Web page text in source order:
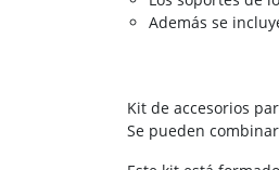
Además se
Kit de accesorios
Se pueden